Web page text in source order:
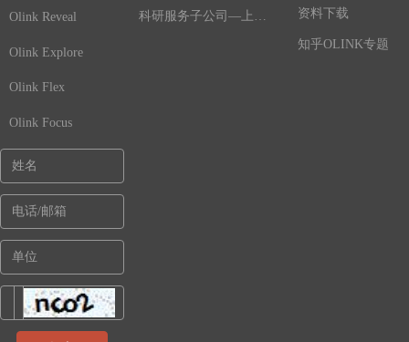
Olink Reveal
Olink Explore
Olink Flex
Olink Focus
资料下载
知乎OLINK专题